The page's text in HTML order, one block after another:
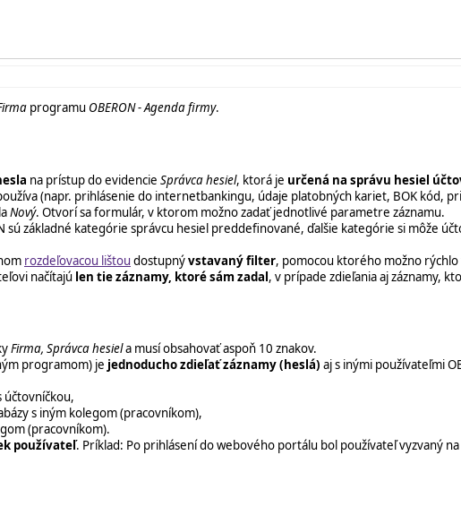
programu OBERON - Agenda firmy.
na prístup do evidencie Správca hesiel, ktorá je určená na správu hesiel
(napr. prihlásenie do internetbankingu, údaje platobných kariet, BOK kód,
Nový. Otvorí sa formulár, v ktorom možno zadať jednotlivé parametre záznamu.
sú základné kategórie správcu hesiel preddefinované, ďalšie kategórie si môže
rozdeľovacou lištoudostupnývstavaný filter, pomocou ktorého možno
načítajú len tie záznamy, ktoré sám zadal, v prípade zdieľania aj záznamy,
Firma, Správca hesiela musí obsahovať aspoň 10 znakov.
programom) je jednoducho zdieľať záznamy (heslá) aj s inými používateľmi
účtovníčkou,
s iným kolegom (pracovníkom),
(pracovníkom).
používateľ. Príklad: Po prihlásení do webového portálu bol používateľ vyzvaný